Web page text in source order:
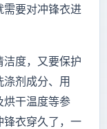
需要对冲锋衣进
度，又要保护
剂成分、用
烘干温度等参
锋衣穿久了，一